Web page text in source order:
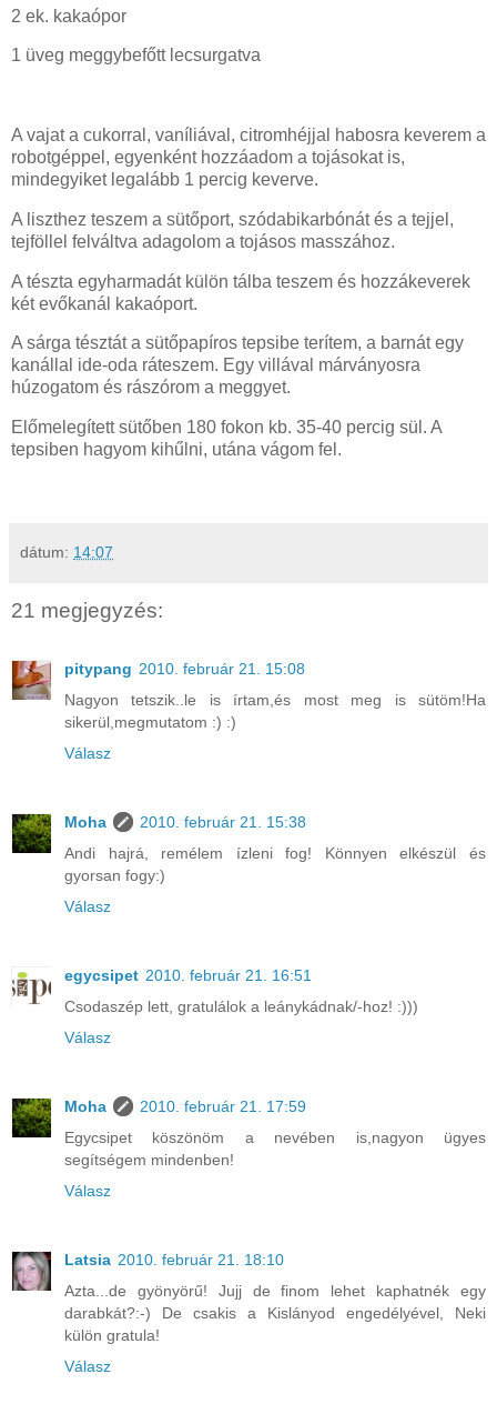
2 ek. kakaópor
1 üveg meggybefőtt lecsurgatva
A vajat a cukorral, vaníliával, citromhéjjal habosra keverem a
robotgéppel, egyenként hozzáadom a tojásokat is,
mindegyiket legalább 1 percig keverve.
A liszthez teszem a sütőport, szódabikarbónát és a tejjel,
tejföllel felváltva adagolom a tojásos masszához.
A tészta egyharmadát külön tálba teszem és hozzákeverek
két evőkanál kakaóport.
A sárga tésztát a sütőpapíros tepsibe terítem, a barnát egy
kanállal ide-oda ráteszem. Egy villával márványosra
húzogatom és rászórom a meggyet.
Előmelegített sütőben 180 fokon kb. 35-40 percig sül. A
tepsiben hagyom kihűlni, utána vágom fel.
dátum: 14:07
21 megjegyzés:
pitypang 2010. február 21. 15:08
Nagyon tetszik..le is írtam,és most meg is sütöm!Ha
sikerül,megmutatom :) :)
Válasz
Moha
2010. február 21. 15:38
Andi hajrá, remélem ízleni fog! Könnyen elkészül és
gyorsan fogy:)
Válasz
egycsipet 2010. február 21. 16:51
Csodaszép lett, gratulálok a leánykádnak/-hoz! :)))
Válasz
Moha
2010. február 21. 17:59
Egycsipet köszönöm a nevében is,nagyon ügyes
segítségem mindenben!
Válasz
Latsia 2010. február 21. 18:10
Azta...de gyönyörű! Jujj de finom lehet kaphatnék egy
darabkát?:-) De csakis a Kislányod engedélyével, Neki
külön gratula!
Válasz